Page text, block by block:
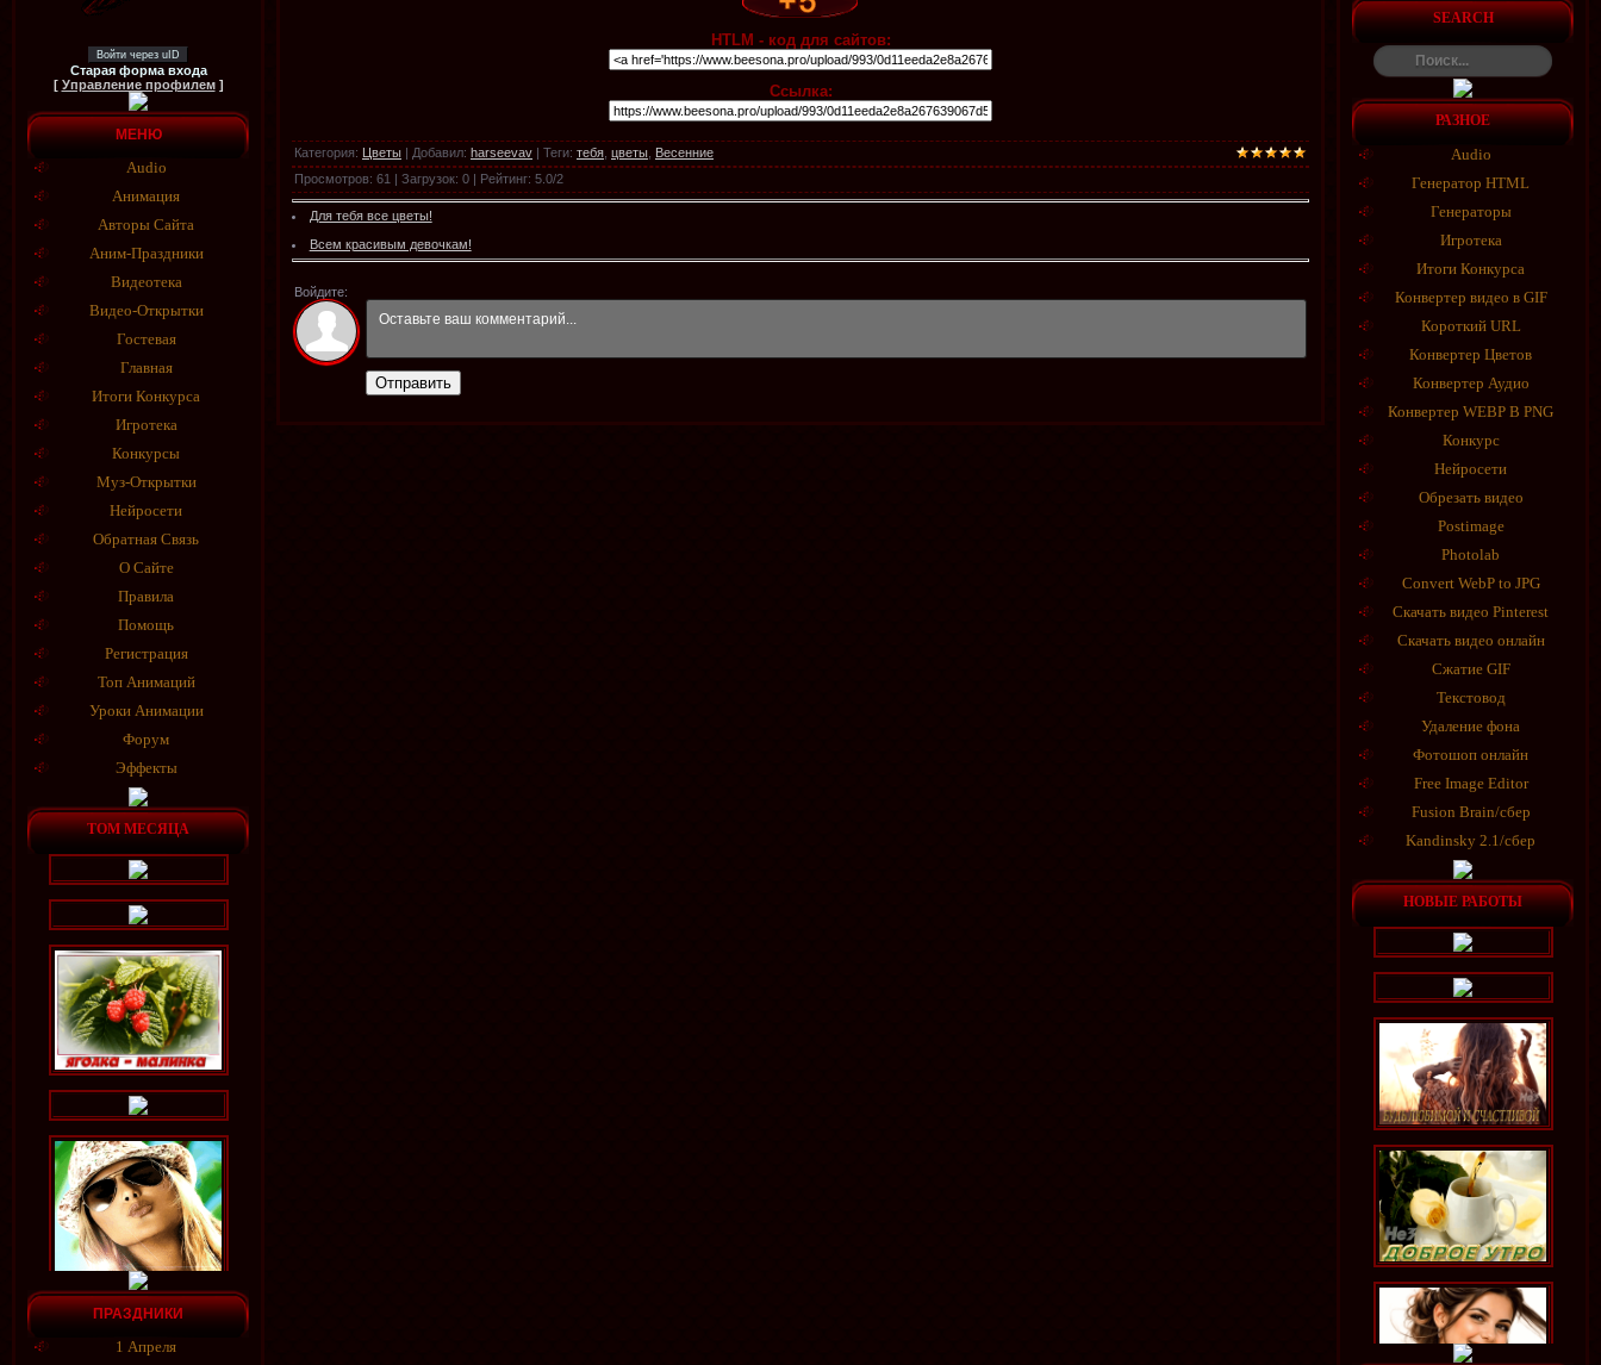
Войти через uID
Старая форма входа
[ Управление профилем]
МЕНЮ
Audio
Анимация
Авторы Сайта
Аним-Праздники
Видеотека
Видео-Открытки
Гостевая
Главная
Итоги Конкурса
Игротека
Конкурсы
Муз-Открытки
Нейросети
Обратная Связь
О Сайте
Правила
Помощь
Регистрация
Топ Анимаций
Уроки Анимации
Форум
Эффекты
ТОМ МЕСЯЦА
ПРАЗДНИКИ
1 Апреля
HTLM - код для сайтов:
Ссылка:
Категория: Цветы | Добавил: harseevav | Теги: тебя цветы Весенние
Просмотров: 61 | Загрузок: 0 | Рейтинг: 5.0/2
Для тебя все цветы!
Всем красивым девочкам!
Войдите:
Отправить
SEARCH
РАЗНОЕ
Audio
Генератор HTML
Генераторы
Игротека
Итоги Конкурса
Конвертер видео в GIF
Короткий URL
Конвертер Цветов
Конвертер Аудио
Конвертер WEBP В PNG
Конкурс
Нейросети
Обрезать видео
Postimage
Photolab
Convert WebP to JPG
Скачать видео Pinterest
Скачать видео онлайн
Сжатие GIF
Текстовод
Удаление фона
Фотошоп онлайн
Free Image Editor
Fusion Brain/сбер
Kandinsky 2.1/сбер
НОВЫЕ РАБОТЫ